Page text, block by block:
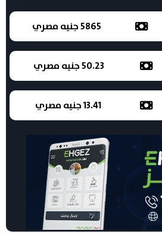
5865 جنيه مصري
50.23 جنيه مصري
13.41 جنيه مصري